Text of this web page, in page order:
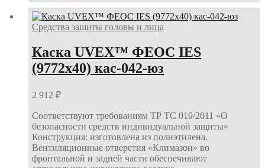
Средства защиты головы и лица
Каска UVEX™ ФЕОС IES
(9772х40) кас-042-юз
2 912 ₽
Соответствуют требованиям ТР ТС 019/2011 «О
безопасности средств индивидуальной защиты»
Конструкция: изготовлена из полиэтилена.
Вентиляционные отверстия «Климазон» во
фронтальной и задней части обеспечивают